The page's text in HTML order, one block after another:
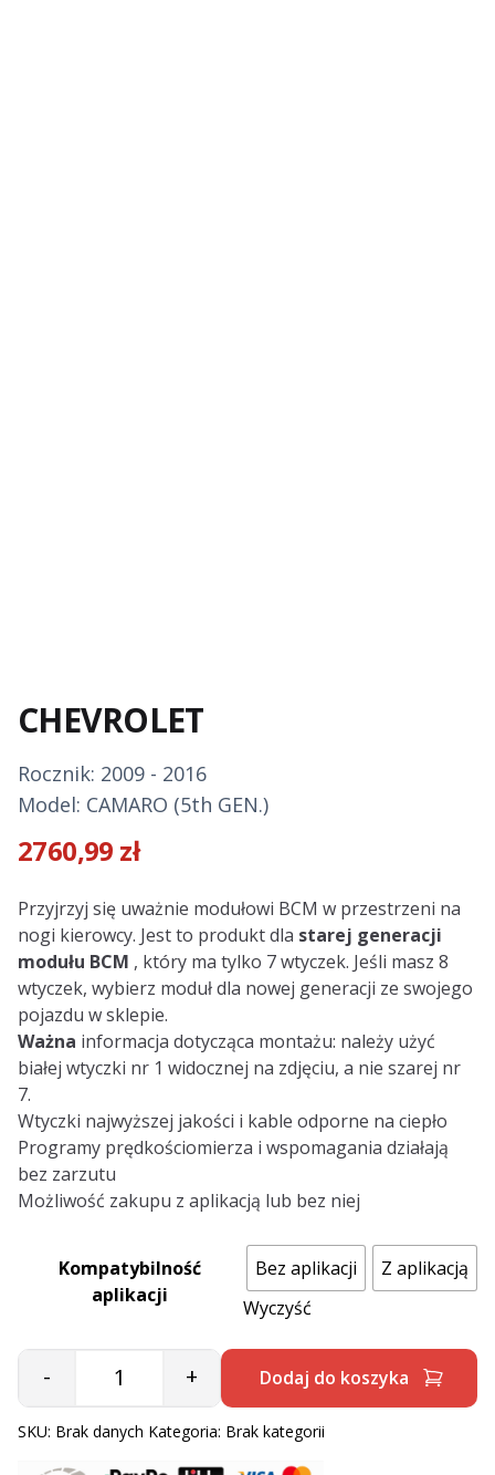
CHEVROLET
Rocznik: 2009 - 2016
Model: CAMARO (5th GEN.)
2760,99 zł
Description
Przyjrzyj się uważnie modułowi BCM w przestrzeni na
nogi kierowcy. Jest to produkt dla starej generacji
modułu BCM , który ma tylko 7 wtyczek. Jeśli masz 8
wtyczek, wybierz moduł dla nowej generacji ze swojego
pojazdu w sklepie.
Ważna informacja dotycząca montażu: należy użyć
białej wtyczki nr 1 widocznej na zdjęciu, a nie szarej nr
7.
Wtyczki najwyższej jakości i kable odporne na ciepło
Programy prędkościomierza i wspomagania działają
bez zarzutu
Możliwość zakupu z aplikacją lub bez niej
Kompatybilność
aplikacji
Bez aplikacji
Z aplikacją
Wyczyść
Quantity
- + Dodaj do koszyka
SKU: Brak danych Kategoria: Brak kategorii